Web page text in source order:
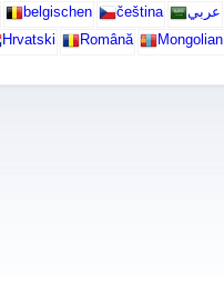
belgischen čeština
عربي
Hrvatski Română
Mongolian